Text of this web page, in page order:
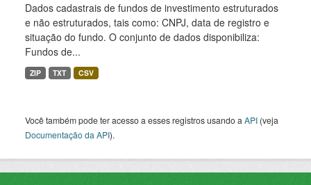
Dados cadastrais de fundos de investimento estruturados
e não estruturados, tais como: CNPJ, data de registro e
situação do fundo. O conjunto de dados disponibiliza:
Fundos de...
ZIP TXT CSV
Você também pode ter acesso a esses registros usando a API (veja
Documentação da API).